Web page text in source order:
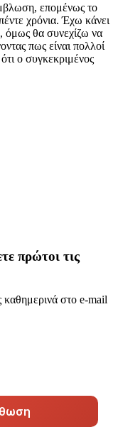
επομένως το
χρόνια. Έχω κάνει
όμως θα συνεχίζω να
πως είναι πολλοί
ο συγκεκριμένος
πρώτοι τις
καθημερινά στο e-mail